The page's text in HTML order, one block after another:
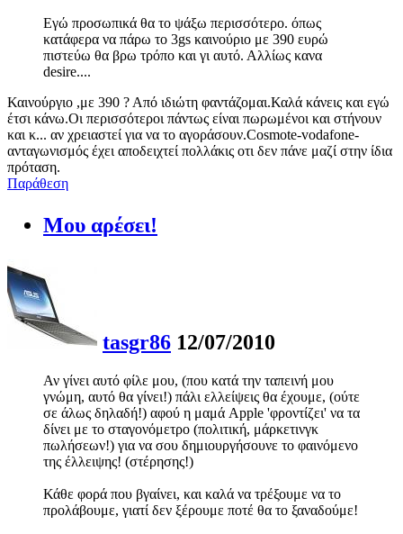
Εγώ προσωπικά θα το ψάξω περισσότερο. όπως
κατάφερα να πάρω το 3gs καινούριο με 390 ευρώ
πιστεύω θα βρω τρόπο και γι αυτό. Αλλίως κανα
desire....
Καινούργιο ,με 390 ? Από ιδιώτη φαντάζομαι.Καλά κάνεις και εγώ
έτσι κάνω.Οι περισσότεροι πάντως είναι πωρωμένοι και στήνουν
και κ... αν χρειαστεί για να το αγοράσουν.Cosmote-vodafone-
ανταγωνισμός έχει αποδειχτεί πολλάκις οτι δεν πάνε μαζί στην ίδια
πρόταση.
Παράθεση
Μου αρέσει!
tasgr86 12/07/2010
Αν γίνει αυτό φίλε μου, (που κατά την ταπεινή μου
γνώμη, αυτό θα γίνει!) πάλι ελλείψεις θα έχουμε, (ούτε
σε άλως δηλαδή!) αφού η μαμά Apple 'φροντίζει' να τα
δίνει με το σταγονόμετρο (πολιτική, μάρκετινγκ
πωλήσεων!) για να σου δημιουργήσουνε το φαινόμενο
της έλλειψης! (στέρησης!)
Κάθε φορά που βγαίνει, και καλά να τρέξουμε να το
προλάβουμε, γιατί δεν ξέρουμε ποτέ θα το ξαναδούμε!